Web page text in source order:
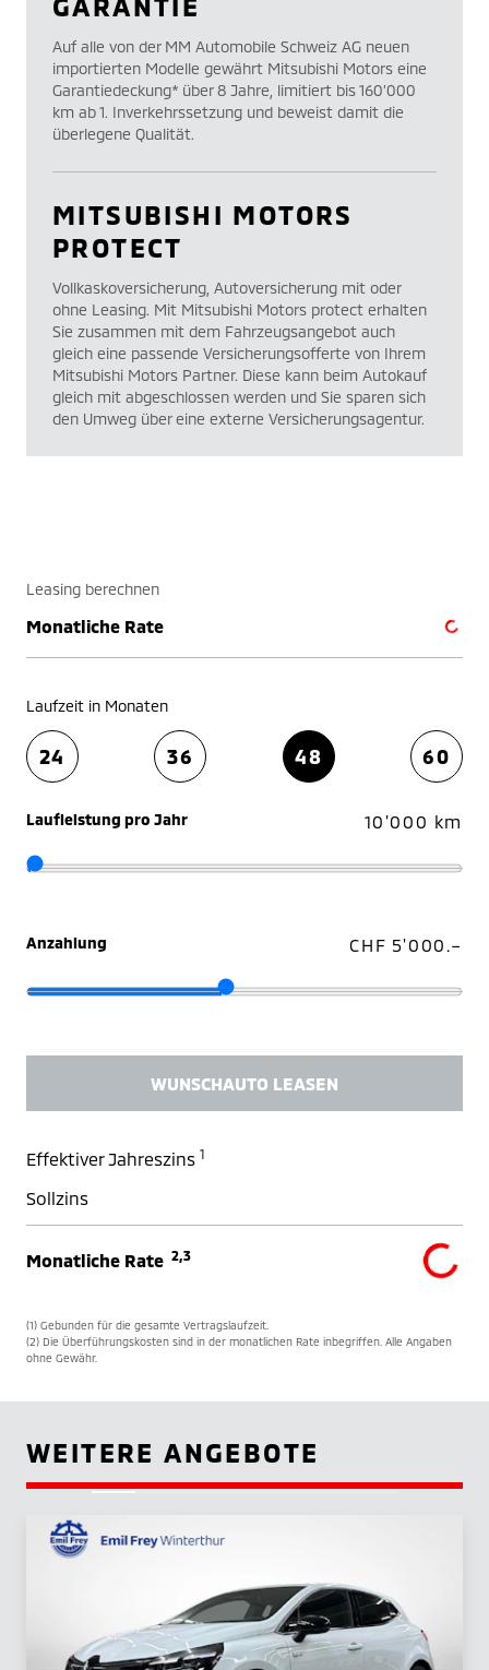
Auf alle von der MM Automobile Schweiz AG neuen
importierten Modelle gewährt Mitsubishi Motors eine
Garantiedeckung* über 8 Jahre, limitiert bis 160’000
km ab 1. Inverkehrssetzung und beweist damit die
überlegene Qualität.
MITSUBISHI MOTORS
PROTECT
Vollkaskoversicherung, Autoversicherung mit oder
ohne Leasing. Mit Mitsubishi Motors protect erhalten
Sie zusammen mit dem Fahrzeugsangebot auch
gleich eine passende Versicherungsofferte von Ihrem
Mitsubishi Motors Partner. Diese kann beim Autokauf
gleich mit abgeschlossen werden und Sie sparen sich
den Umweg über eine externe Versicherungsagentur.
Leasing berechnen
Monatliche Rate
Laufzeit in Monaten
24 36 48 60
Laufleistung pro Jahr 10'000 km
Anzahlung CHF 5'000.–
WUNSCHAUTO LEASEN
Effektiver Jahreszins 1
Sollzins
Monatliche Rate 2,3
(1) Gebunden für die gesamte Vertragslaufzeit.
(2) Die Überführungskosten sind in der monatlichen Rate inbegriffen. Alle Angaben
ohne Gewähr.
WEITERE ANGEBOTE